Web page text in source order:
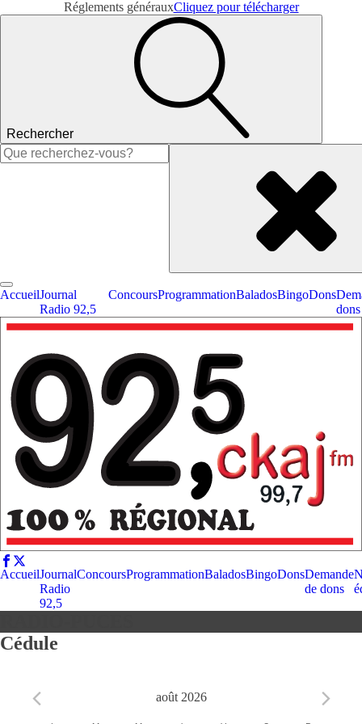
Réglements générauxCliquez pour télécharger
Rechercher
Rechercher :
AccueilJournal
Radio 92,5
ConcoursProgrammationBaladosBingoDons
dons
AccueilJournal
Radio
92,5
ConcoursProgrammationBaladosBingoDonsDemande
de dons
Cédule
août 2026